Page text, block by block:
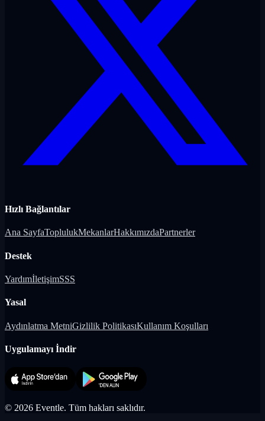
Hızlı Bağlantılar
Ana SayfaToplulukMekanlarHakkımızdaPartnerler
Destek
YardımİletişimSSS
Yasal
Aydınlatma MetniGizlilik PolitikasıKullanım Koşulları
Uygulamayı İndir
© 2026 Eventle. Tüm hakları saklıdır.